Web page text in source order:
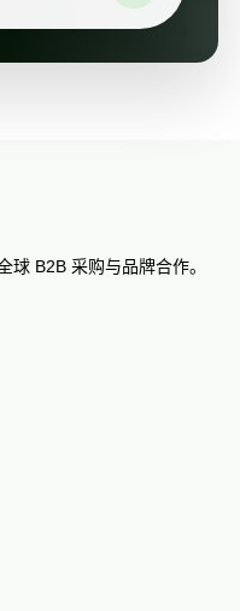
球 B2B 采购与品牌合作。